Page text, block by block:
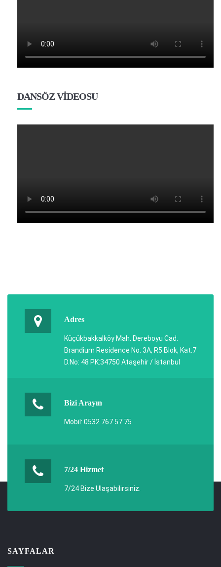
DANSÖZ VİDEOSU
Adres
Küçükbakkalköy Mah. Dereboyu Cad.
Brandium Residence No: 3A, R5 Blok, Kat:7
D.No: 48 PK:34750 Ataşehir / İstanbul
Bizi Arayın
Mobil: 0532 767 57 75
7/24 Hizmet
7/24 Bize Ulaşabilirsiniz.
SAYFALAR